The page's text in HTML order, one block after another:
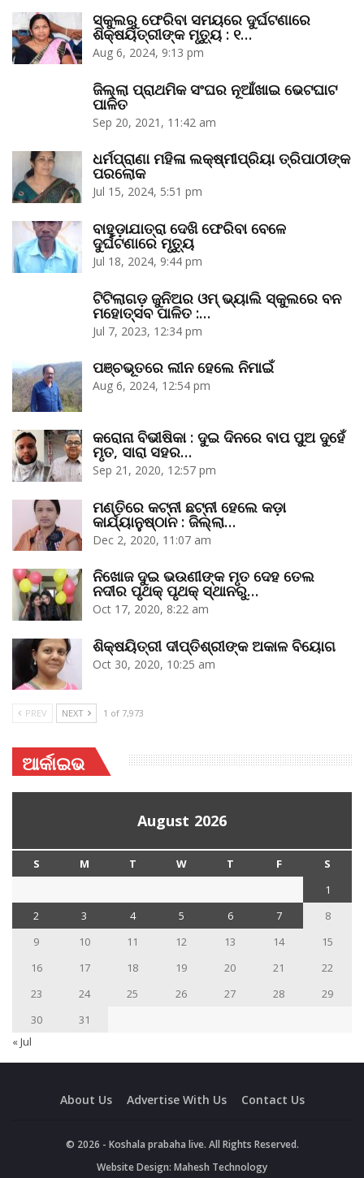
ସ୍କୁଲରୁ ଫେରିବା ସମୟରେ ଦୁର୍ଘଟଣାରେ
ଶିକ୍ଷୟିତ୍ରୀଙ୍କ ମୃତ୍ୟୁ : ୧…
Aug 6, 2024, 9:13 pm
ଜିଲ୍ଲା ପ୍ରାଥମିକ ସଂଘର ନୂଆଁଖାଇ ଭେଟଘାଟ
ପାଳିତ
Sep 20, 2021, 11:42 am
ଧର୍ମପ୍ରାଣା ମହିଳା ଲକ୍ଷ୍ମୀପ୍ରିୟା ତ୍ରିପାଠୀଙ୍କ
ପରଲୋକ
Jul 15, 2024, 5:51 pm
ବାହୁଡ଼ାଯାତ୍ରା ଦେଖି ଫେରିବା ବେଳେ
ଦୁର୍ଘଟଣାରେ ମୃତ୍ୟୁ
Jul 18, 2024, 9:44 pm
ଟିଟିଲାଗଡ଼ ଜୁନିଅର ଓମ୍‌ ଭ୍ୟାଲି ସ୍କୁଲରେ ବନ
ମହୋତ୍ସବ ପାଳିତ :…
Jul 7, 2023, 12:34 pm
ପଞ୍ଚଭୂତରେ ଲୀନ ହେଲେ ନିମାଇଁ
Aug 6, 2024, 12:54 pm
କରୋନା ବିଭୀଷିକା : ଦୁଇ ଦିନରେ ବାପ ପୁଅ ଦୁହେଁ
ମୃତ, ସାରା ସହର…
Sep 21, 2020, 12:57 pm
ମଣ୍ତିରେ କଟ୍‌ନୀ ଛଟ୍‌ନୀ ହେଲେ କଡ଼ା
କାର୍ଯ୍ୟାନୁଷ୍ଠାନ : ଜିଲ୍ଲା…
Dec 2, 2020, 11:07 am
ନିଖୋଜ ଦୁଇ ଭଉଣୀଙ୍କ ମୃତ ଦେହ ତେଲ
ନଦୀର ପୃଥକ୍‌ ପୃଥକ୍‌ ସ୍ଥାନରୁ…
Oct 17, 2020, 8:22 am
ଶିକ୍ଷୟିତ୍ରୀ ଦୀପ୍ତିଶ୍ରୀଙ୍କ ଅକାଳ ବିୟୋଗ
Oct 30, 2020, 10:25 am
PREV NEXT 1 of 7,973
ଆର୍କାଇଭ
August 2026
S M T W T F
S
1
2
3 4 5 6 7
8
9
10 11 12 13 14
15
16
17 18 19 20 21
22
23
24 25 26 27 28
29
30
31
« Jul
About Us Advertise With Us Contact Us
© 2026 - Koshala prabaha live. All Rights Reserved.
Website Design: Mahesh Technology